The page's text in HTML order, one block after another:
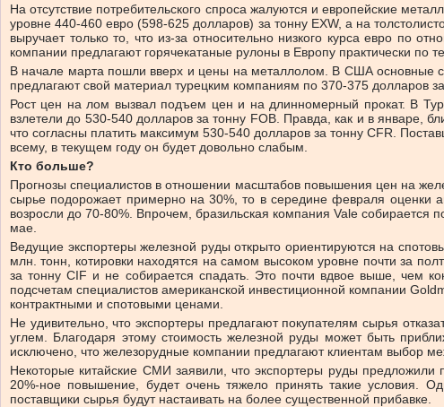
На отсутствие потребительского спроса жалуются и европейские
уровне 440-460 евро (598-625 долларов) за тонну EXW, а на
выручает только то, что из-за относительно низкого курса евро по
компании предлагают горячекатаные рулоны в Европу практически
В начале марта пошли вверх и цены на металлолом. В США основные
предлагают свой материал турецким компаниям по 370-375 долларов
Рост цен на лом вызвал подъем цен и на длинномерный прокат. В
взлетели до 530-540 долларов за тонну FOB. Правда, как и в январе,
что согласны платить максимум 530-540 долларов за тонну CFR.
всему, в текущем году он будет довольно слабым.
Кто больше?
Прогнозы специалистов в отношении масштабов повышения цен на
сырье подорожает примерно на 30%, то в середине февраля оценки
возросли до 70-80%. Впрочем, бразильская компания Vale
мае.
Ведущие экспортеры железной руды открыто ориентируются на
млн. тонн, котировки находятся на самом высоком уровне почти за
за тонну CIF и не собирается спадать. Это почти вдвое выше, чем
подсчетам специалистов американской инвестиционной компании
контрактными и спотовыми ценами.
Не удивительно, что экспортеры предлагают покупателям сырья
углем. Благодаря этому стоимость железной руды может быть
исключено, что железорудные компании предлагают клиентам выбор
Некоторые китайские СМИ заявили, что экспортеры руды
20%-ное повышение, будет очень тяжело принять такие условия.
поставщики сырья будут настаивать на более существенной прибавке.